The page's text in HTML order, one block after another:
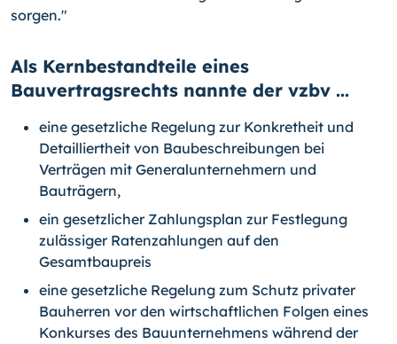
sorgen."
Als Kernbestandteile eines
Bauvertragsrechts nannte der vzbv ...
eine gesetzliche Regelung zur Konkretheit und
Detailliertheit von Baubeschreibungen bei
Verträgen mit Generalunternehmern und
Bauträgern,
ein gesetzlicher Zahlungsplan zur Festlegung
zulässiger Ratenzahlungen auf den
Gesamtbaupreis
eine gesetzliche Regelung zum Schutz privater
Bauherren vor den wirtschaftlichen Folgen eines
Konkurses des Bauunternehmens während der